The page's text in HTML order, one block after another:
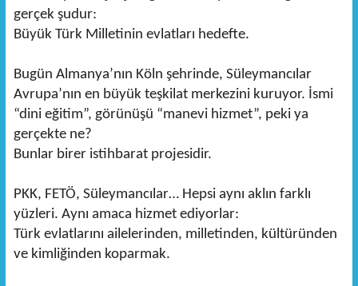
gerçek şudur:
Büyük Türk Milletinin evlatları hedefte.
Bugün Almanya’nın Köln şehrinde, Süleymancılar
Avrupa’nın en büyük teşkilat merkezini kuruyor. İsmi
“dini eğitim”, görünüşü “manevi hizmet”, peki ya
gerçekte ne?
Bunlar birer istihbarat projesidir.
PKK, FETÖ, Süleymancılar… Hepsi aynı aklın farklı
yüzleri. Aynı amaca hizmet ediyorlar:
Türk evlatlarını ailelerinden, milletinden, kültüründen
ve kimliğinden koparmak.